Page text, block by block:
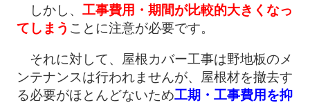
しかし、 工事費用・期間が比較的大きくなっ
てしまう ことに注意が必要です。
それに対して、屋根カバー工事は野地板のメ
ンテナンスは行われませんが、屋根材を撤去す
る必要がほとんどないため工期・工事費用を抑